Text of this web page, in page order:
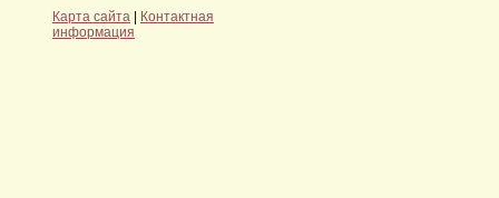
Карта сайта | Контактная
информация